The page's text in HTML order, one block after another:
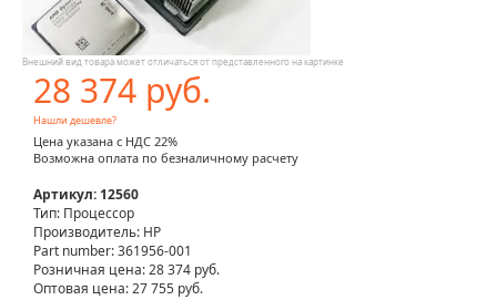
Внешний вид товара может отличаться от представленного на картинке
28 374 руб.
Нашли дешевле?
Цена указана с НДС 22%
Возможна оплата по безналичному расчету
Артикул: 12560
Тип: Процессор
Производитель: HP
Part number: 361956-001
Розничная цена:28 374 руб.
Оптовая цена: 27 755 руб.